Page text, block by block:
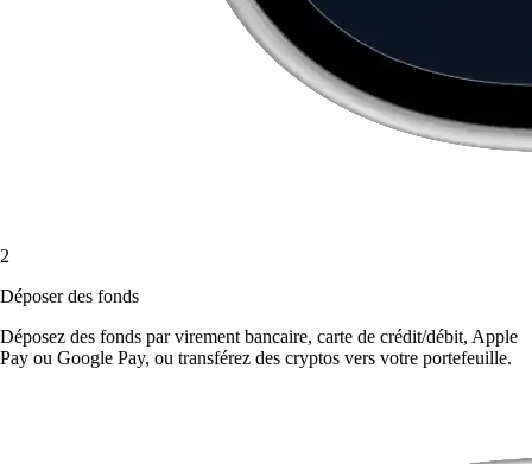
2
Déposer des fonds
Déposez des fonds par virement bancaire, carte de crédit/débit, Apple
Pay ou Google Pay, ou transférez des cryptos vers votre portefeuille.